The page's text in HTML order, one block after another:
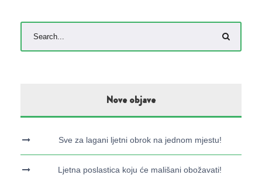
Nove objave
Sve za lagani ljetni obrok na jednom mjestu!
Ljetna poslastica koju će mališani obožavati!